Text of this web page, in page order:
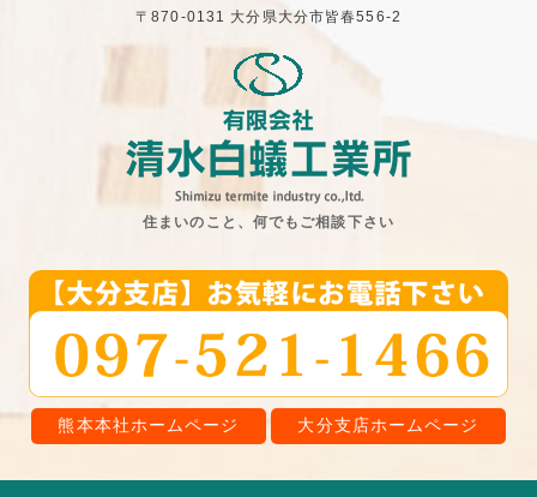
〒870-0131 大分県大分市皆春556-2
住まいのこと、何でもご相談下さい
熊本本社ホームページ 大分支店ホームページ